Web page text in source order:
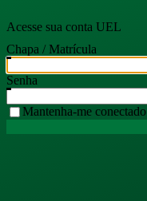
Acesse sua conta UEL
Chapa / Matrícula
Senha
Mantenha-me conectado